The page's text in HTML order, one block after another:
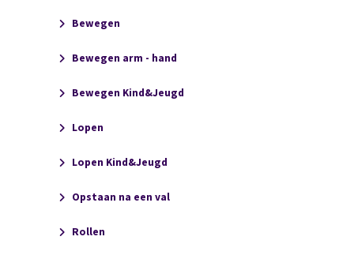
Bewegen
Bewegen arm - hand
Bewegen Kind&Jeugd
Lopen
Lopen Kind&Jeugd
Opstaan na een val
Rollen